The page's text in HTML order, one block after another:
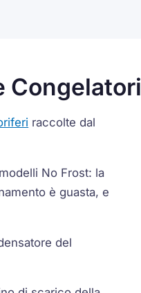
Congelatori
raccolte dal
No Frost: la
è guasta, e
del